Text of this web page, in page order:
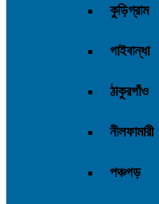
কুড়িগ্রাম
গাইবান্ধা
ঠাকুরগাঁও
নীলফামারী
পঞ্চগড়